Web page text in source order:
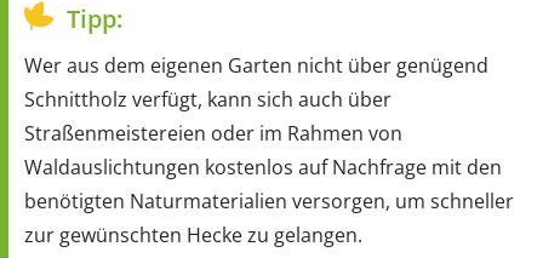
Tipp:
Wer aus dem eigenen Garten nicht über genügend
Schnittholz verfügt, kann sich auch über
Straßenmeistereien oder im Rahmen von
Waldauslichtungen kostenlos auf Nachfrage mit den
benötigten Naturmaterialien versorgen, um schneller
zur gewünschten Hecke zu gelangen.